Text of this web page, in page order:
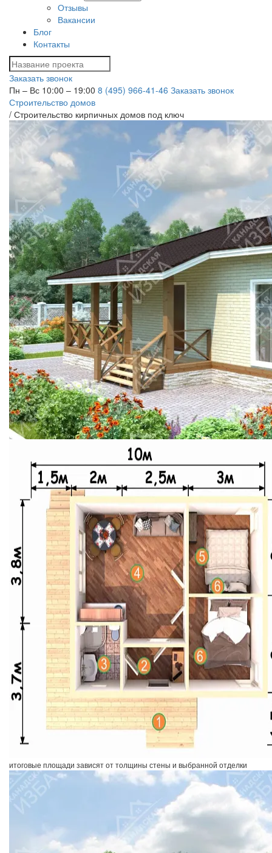
Отзывы
Вакансии
Блог
Контакты
Заказать звонок
Пн – Вс 10:00 – 19:00 8 (495) 966-41-46 Заказать звонок
Строительство домов
/ Строительство кирпичных домов под ключ
итоговые площади зависят от толщины стены и выбранной отделки